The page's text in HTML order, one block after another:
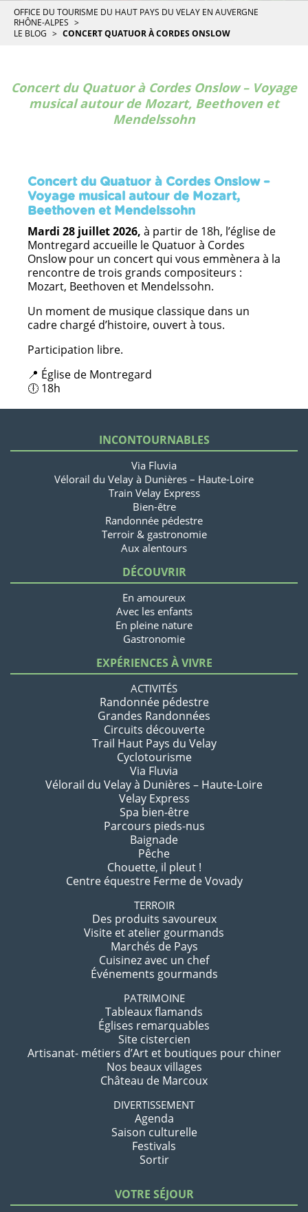
OFFICE DU TOURISME DU HAUT PAYS DU VELAY EN AUVERGNE
RHÔNE-ALPES
LE BLOG
CONCERT QUATUOR À CORDES ONSLOW
Concert du Quatuor à Cordes Onslow – Voyage
musical autour de Mozart, Beethoven et
Mendelssohn
Concert du Quatuor à Cordes Onslow –
Voyage musical autour de Mozart,
Beethoven et Mendelssohn
Mardi 28 juillet 2026, à partir de 18h, l’église de
Montregard accueille le Quatuor à Cordes
Onslow pour un concert qui vous emmènera à la
rencontre de trois grands compositeurs :
Mozart, Beethoven et Mendelssohn.
Un moment de musique classique dans un
cadre chargé d’histoire, ouvert à tous.
Participation libre.
📍 Église de Montregard
🕕 18h
INCONTOURNABLES
Via Fluvia
Vélorail du Velay à Dunières – Haute-Loire
Train Velay Express
Bien-être
Randonnée pédestre
Terroir & gastronomie
Aux alentours
DÉCOUVRIR
En amoureux
Avec les enfants
En pleine nature
Gastronomie
EXPÉRIENCES À VIVRE
ACTIVITÉS
Randonnée pédestre
Grandes Randonnées
Circuits découverte
Trail Haut Pays du Velay
Cyclotourisme
Via Fluvia
Vélorail du Velay à Dunières – Haute-Loire
Velay Express
Spa bien-être
Parcours pieds-nus
Baignade
Pêche
Chouette, il pleut !
Centre équestre Ferme de Vovady
TERROIR
Des produits savoureux
Visite et atelier gourmands
Marchés de Pays
Cuisinez avec un chef
Événements gourmands
PATRIMOINE
Tableaux flamands
Églises remarquables
Site cistercien
Artisanat- métiers d’Art et boutiques pour chiner
Nos beaux villages
Château de Marcoux
DIVERTISSEMENT
Agenda
Saison culturelle
Festivals
Sortir
VOTRE SÉJOUR